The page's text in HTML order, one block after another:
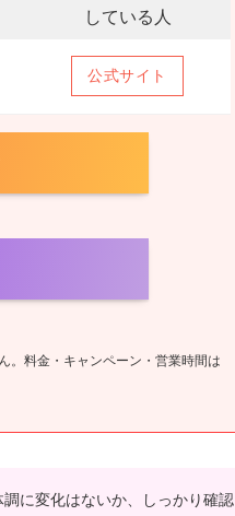
している人
公式サイト
。料金・キャンペーン・営業時間は
に変化はないか、しっかり確認